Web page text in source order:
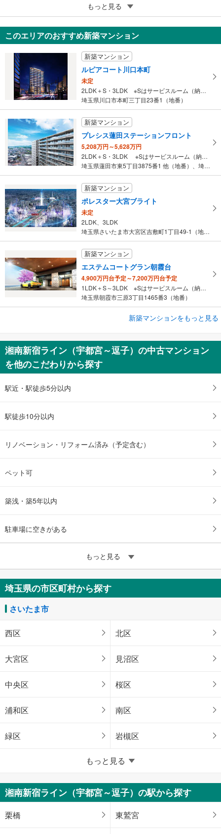
成約でもらえる
ハイネス川口
2,980万円
3DK
もっと見る
このエリアのおすすめ新築マンション
新築マンション
ルピアコート川口本町
未定
2LDK＋S・3LDK ※Sはサービスルーム（納戸）です。
埼玉県川口市本町三丁目23番1（地番）
新築マンション
プレシス蓮田ステーションフロント
5,208万円～5,628万円
2LDK＋S・3LDK ※Sはサービスルーム（納戸）です。
埼玉県蓮田市東5丁目3875番1 他（地番）、埼玉県蓮田市東5丁…
新築マンション
ポレスター大宮ブライト
未定
2LDK、3LDK
埼玉県さいたま市大宮区吉敷町1丁目49-1（地番）
新築マンション
エステムコートグラン朝霞台
4,900万円台予定～7,200万円台予定
1LDK＋S～3LDK ※Sはサービスルーム（納戸）です。
埼玉県朝霞市三原3丁目1465番3（地番）
新築マンション
5,498万円～6,798万円
2LDK
新築マンションをもっと見る
湘南新宿ライン（宇都宮～逗子）の中古マンション
を他のこだわりから探す
駅近・駅徒歩5分以内
駅徒歩10分以内
リノベーション・リフォーム済み（予定含む）
ペット可
築浅・築5年以内
駐車場に空きがある
もっと見る
埼玉県の市区町村から探す
さいたま市
西区 北区
大宮区 見沼区
中央区 桜区
浦和区 南区
緑区 岩槻区
埼玉県のそのほかの地域
川越市 熊谷市
川口市 所沢市
もっと見る
湘南新宿ライン（宇都宮～逗子）の駅から探す
栗橋 東鷲宮